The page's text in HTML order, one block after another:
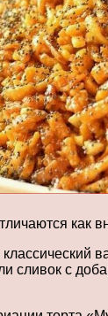
как
с